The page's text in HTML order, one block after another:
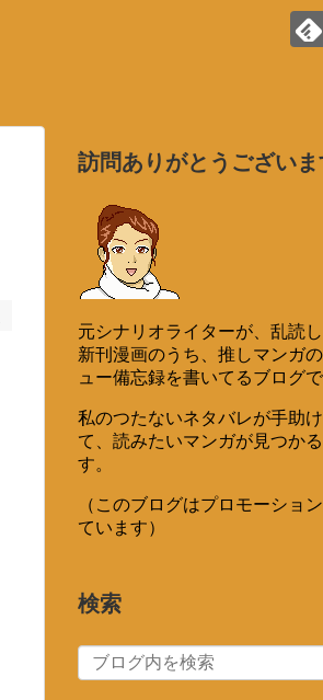
訪問ありがとうございま
元シナリオライターが、乱読
新刊漫画のうち、推しマンガ
ュー備忘録を書いてるブログで
私のつたないネタバレが手助
て、読みたいマンガが見つか
す。
（このブログはプロモーショ
ています）
検索